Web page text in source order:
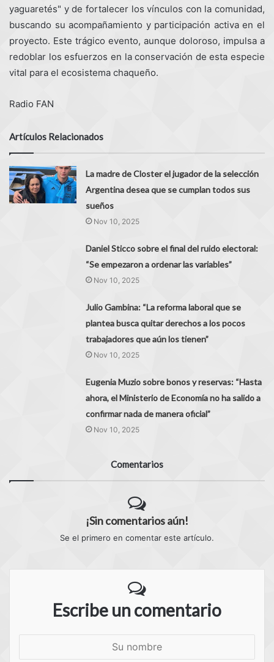
yaguaretés" y de fortalecer los vínculos con la comunidad,
buscando su acompañamiento y participación activa en el
proyecto. Este trágico evento, aunque doloroso, impulsa a
redoblar los esfuerzos en la conservación de esta especie
vital para el ecosistema chaqueño.
Radio FAN
Artículos Relacionados
La madre de Closter el jugador de la selección
Argentina desea que se cumplan todos sus
sueños
Nov 10, 2025
Daniel Sticco sobre el final del ruido electoral:
“Se empezaron a ordenar las variables”
Nov 10, 2025
Julio Gambina: “La reforma laboral que se
plantea busca quitar derechos a los pocos
trabajadores que aún los tienen”
Nov 10, 2025
Eugenia Muzio sobre bonos y reservas: “Hasta
ahora, el Ministerio de Economía no ha salido a
confirmar nada de manera oficial”
Nov 10, 2025
Comentarios
¡Sin comentarios aún!
Se el primero en comentar este artículo.
Escribe un comentario